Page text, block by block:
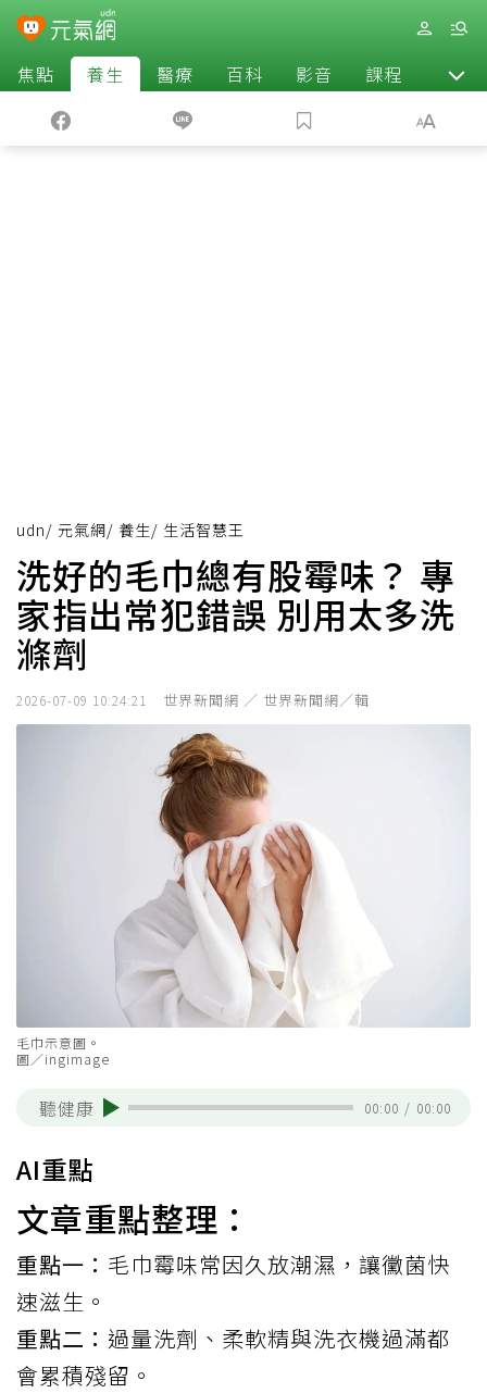
焦點 養生 醫療 百科 影音 課程 退休
udn/ 元氣網/ 養生/ 生活智慧王
洗好的毛巾總有股霉味？ 專
家指出常犯錯誤 別用太多洗
滌劑
2026-07-09 10:24:21 世界新聞網 ／ 世界新聞網／輯
毛巾示意圖。
圖／ingimage
聽健康 00:00 / 00:00
AI重點
文章重點整理：
重點一： 毛巾霉味常因久放潮濕，讓黴菌快
速滋生。
重點二： 過量洗劑、柔軟精與洗衣機過滿都
會累積殘留。